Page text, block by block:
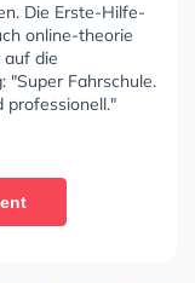
Die Erste-Hilfe-
online-theorie
auf die
Fahrschule.
professionell."